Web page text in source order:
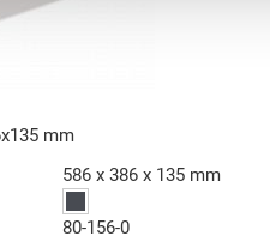
mm
586 x 386 x 135 mm
80-156-0